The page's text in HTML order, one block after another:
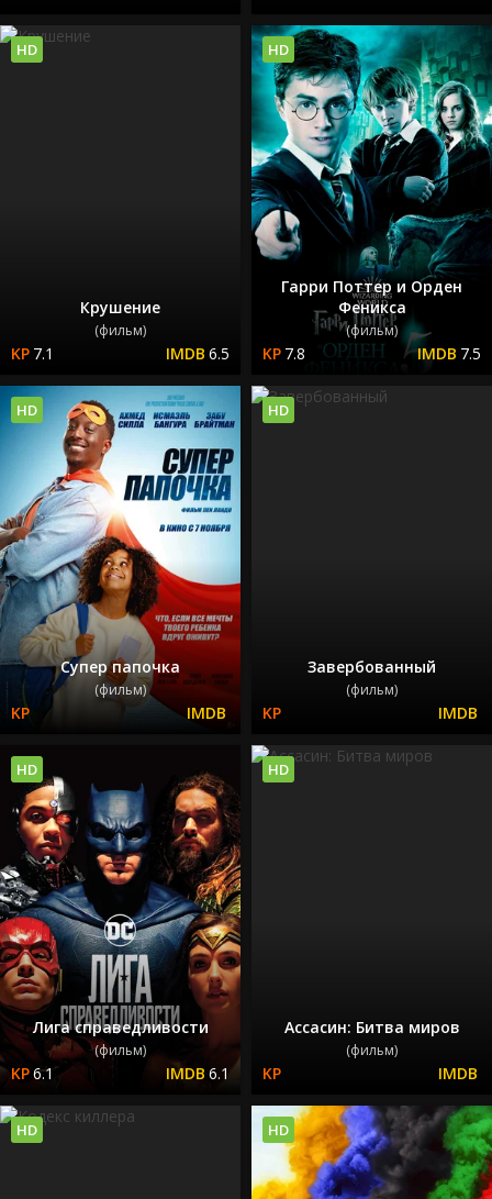
Крушение
(фильм)
7.1 6.5
HD
Гарри Поттер и Орден
Феникса
(фильм)
7.8 7.5
HD
Супер папочка
(фильм)
HD
Завербованный
(фильм)
HD
Лига справедливости
(фильм)
6.1 6.1
HD
Ассасин: Битва миров
(фильм)
HD
HD HD